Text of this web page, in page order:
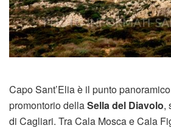
Capo Sant’Elia è il punto
promontorio dellaSella del Diavolo,
di Cagliari. Tra Cala Mosca e Cala